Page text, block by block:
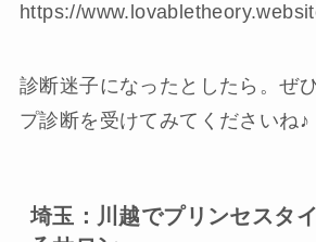
https://
診断迷子になったとしたら。ぜ
プ診断を受けてみてくださいね♪
埼玉：川越でプリンセスタ